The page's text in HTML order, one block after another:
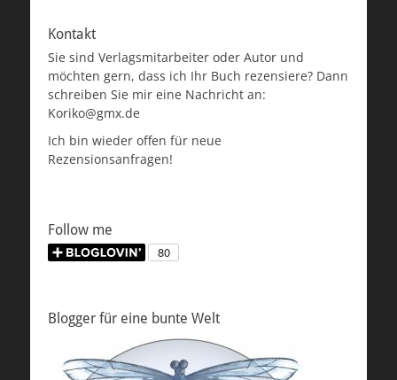
Kontakt
Sie sind Verlagsmitarbeiter oder Autor und
möchten gern, dass ich Ihr Buch rezensiere? Dann
schreiben Sie mir eine Nachricht an:
Koriko@gmx.de
Ich bin wieder offen für neue
Rezensionsanfragen!
Follow me
Blogger für eine bunte Welt